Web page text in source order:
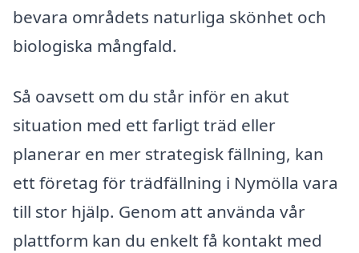
bevara områdets naturliga skönhet och
biologiska mångfald.
Så oavsett om du står inför en akut
situation med ett farligt träd eller
planerar en mer strategisk fällning, kan
ett företag för trädfällning i Nymölla vara
till stor hjälp. Genom att använda vår
plattform kan du enkelt få kontakt med